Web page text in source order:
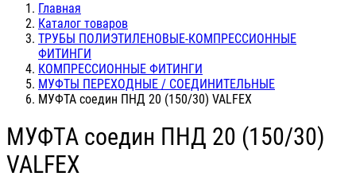
Главная
Каталог товаров
ТРУБЫ ПОЛИЭТИЛЕНОВЫЕ-КОМПРЕССИОННЫЕ
ФИТИНГИ
КОМПРЕССИОННЫЕ ФИТИНГИ
МУФТЫ ПЕРЕХОДНЫЕ / СОЕДИНИТЕЛЬНЫЕ
МУФТА соедин ПНД 20 (150/30) VALFEX
МУФТА соедин ПНД 20 (150/30)
VALFEX